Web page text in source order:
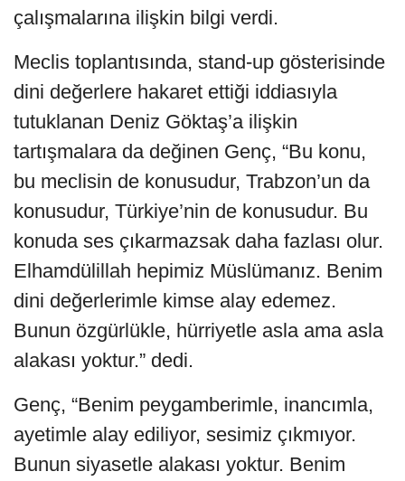
çalışmalarına ilişkin bilgi verdi.
Meclis toplantısında, stand-up gösterisinde
dini değerlere hakaret ettiği iddiasıyla
tutuklanan Deniz Göktaş’a ilişkin
tartışmalara da değinen Genç, “Bu konu,
bu meclisin de konusudur, Trabzon’un da
konusudur, Türkiye’nin de konusudur. Bu
konuda ses çıkarmazsak daha fazlası olur.
Elhamdülillah hepimiz Müslümanız. Benim
dini değerlerimle kimse alay edemez.
Bunun özgürlükle, hürriyetle asla ama asla
alakası yoktur.” dedi.
Genç, “Benim peygamberimle, inancımla,
ayetimle alay ediliyor, sesimiz çıkmıyor.
Bunun siyasetle alakası yoktur. Benim